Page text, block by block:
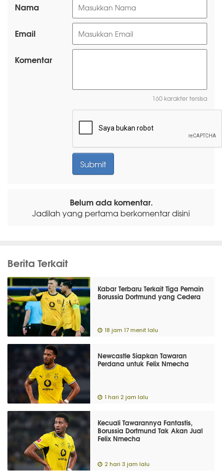
Nama
Email
Komentar
160 karakter tersisa
Belum ada komentar.
Jadilah yang pertama berkomentar disini
Berita Terkait
Kabar Terbaru Terkait Tiga Pemain
Borussia Dortmund yang Cedera
18 jam 17 menit lalu
Newcastle Siapkan Tawaran
Perdana untuk Felix Nmecha
1 hari 2 jam lalu
Kecuali Tawarannya Fantastis,
Borussia Dortmund Tak Akan Jual
Felix Nmecha
2 hari 3 jam lalu